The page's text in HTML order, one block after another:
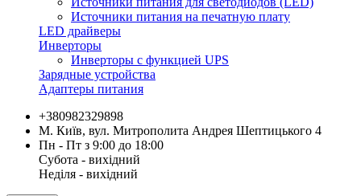
Источники питания на печатную плату
LED драйверы
Инверторы
Инверторы с функцией UPS
Зарядные устройства
Адаптеры питания
+380982329898
М. Київ, вул. Митрополита Андрея Шептицького 4
Пн - Пт з 9:00 до 18:00
Субота - вихідний
Неділя - вихідний